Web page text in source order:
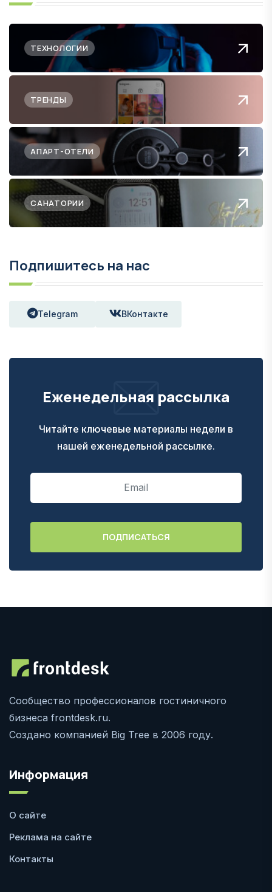
ТЕХНОЛОГИИ
ТРЕНДЫ
АПАРТ-ОТЕЛИ
САНАТОРИИ
Подпишитесь на нас
Telegram ВКонтакте
Еженедельная рассылка
Читайте ключевые материалы недели в
нашей еженедельной рассылке.
Сообщество профессионалов гостиничного
бизнеса frontdesk.ru.
Создано компанией Big Tree в 2006 году.
Информация
О сайте
Реклама на сайте
Контакты